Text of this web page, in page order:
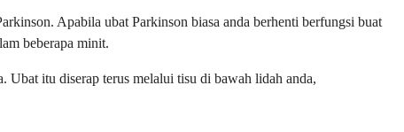
Apabila ubat Parkinson biasa anda berhenti berfungsi buat
beberapa minit.
Ubat itu diserap terus melalui tisu di bawah lidah anda,